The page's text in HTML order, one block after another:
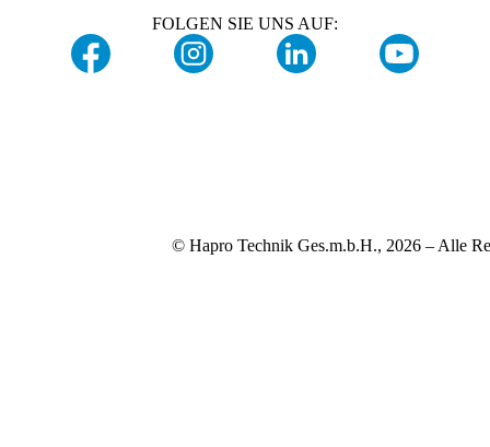
FOLGEN SIE UNS AUF:
© Hapro Technik Ges.m.b.H., 2026 – Alle